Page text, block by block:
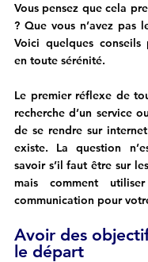
Vous pensez que cela
? Que vous n’avez pas
Voici quelques
en toute sérénité.
Le premier réflexe de
recherche d’un service
de se rendre sur
existe. La question
savoir s’il faut être sur
mais comment
communication pour
Avoir des
le départ